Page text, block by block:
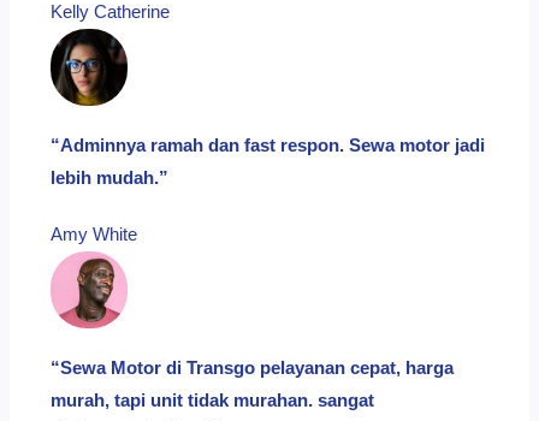
Kelly Catherine​
“Adminnya ramah dan fast respon. Sewa motor jadi
lebih mudah.”
Amy White​
“Sewa Motor di Transgo pelayanan cepat, harga
murah, tapi unit tidak murahan. sangat